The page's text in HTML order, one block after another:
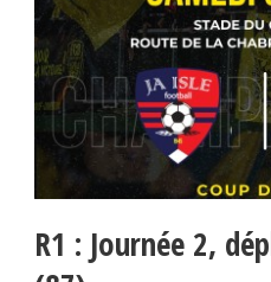
R1 : Journée 2,